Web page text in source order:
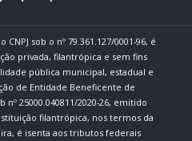
sob o nº 79.361.127/0001-96, é
privada, filantrópica e sem fins
pública municipal, estadual e
de Entidade Beneficente de
nº 25000.040811/2020-26, emitido
filantrópica, nos termos da
é isenta aos tributos federais